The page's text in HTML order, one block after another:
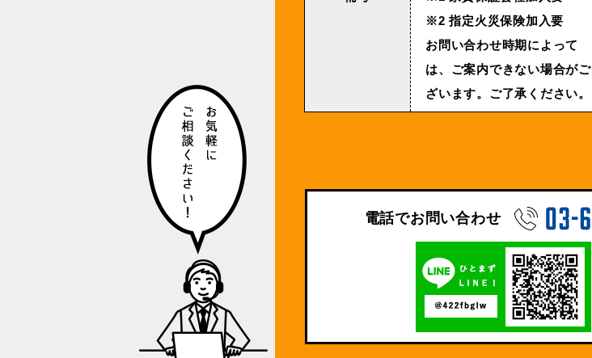
※2 指定火災保険加入要
お問い合わせ時期によって
は、ご案内できない場合がご
ざいます。ご了承ください。
電話でお問い合わせ